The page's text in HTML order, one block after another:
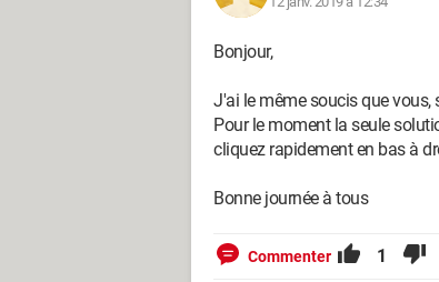
Bonjour,
J'ai le même soucis que
Pour le moment la seule
cliquez rapidement en bas à
Bonne journée à tous
Commenter 1